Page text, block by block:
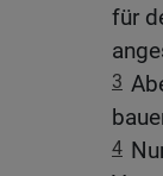
für
3
4